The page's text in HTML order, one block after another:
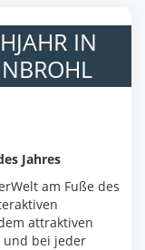
IN
Jahres
am Fuße des
attraktiven
und bei jeder